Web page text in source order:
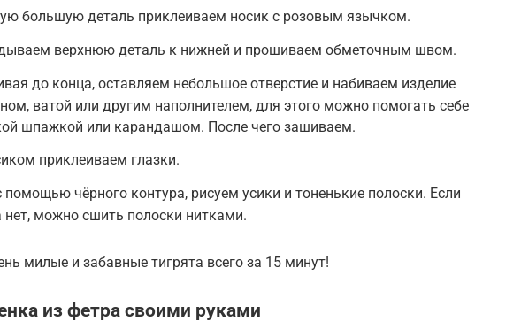
большую деталь приклеиваем носик с розовым язычком.
верхнюю деталь к нижней и прошиваем обметочным швом.
до конца, оставляем небольшое отверстие и набиваем изделие
ватой или другим наполнителем, для этого можно помогать себе
шпажкой или карандашом. После чего зашиваем.
приклеиваем глазки.
помощью чёрного контура, рисуем усики и тоненькие полоски. Если
нет, можно сшить полоски нитками.
милые и забавные тигрята всего за 15 минут!
из фетра своими руками